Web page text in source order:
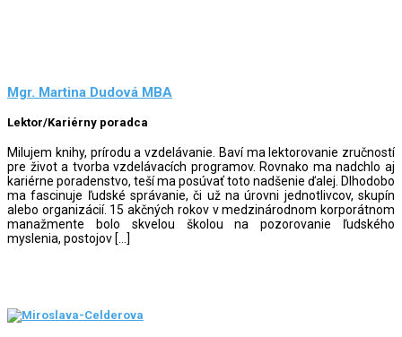
Mgr. Martina Dudová MBA
Lektor/Kariérny poradca
Milujem knihy, prírodu a vzdelávanie. Baví ma lektorovanie zručností
pre život a tvorba vzdelávacích programov. Rovnako ma nadchlo aj
kariérne poradenstvo, teší ma posúvať toto nadšenie ďalej. Dlhodobo
ma fascinuje ľudské správanie, či už na úrovni jednotlivcov, skupín
alebo organizácií. 15 akčných rokov v medzinárodnom korporátnom
manažmente bolo skvelou školou na pozorovanie ľudského
myslenia, postojov […]